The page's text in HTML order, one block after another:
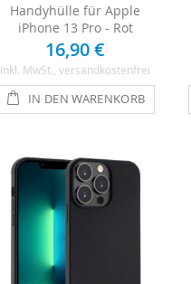
Handyhülle für Apple
iPhone 13 Pro - Rot
16,90 €
Inkl. MwSt. , versandkostenfrei
IN DEN WARENKORB